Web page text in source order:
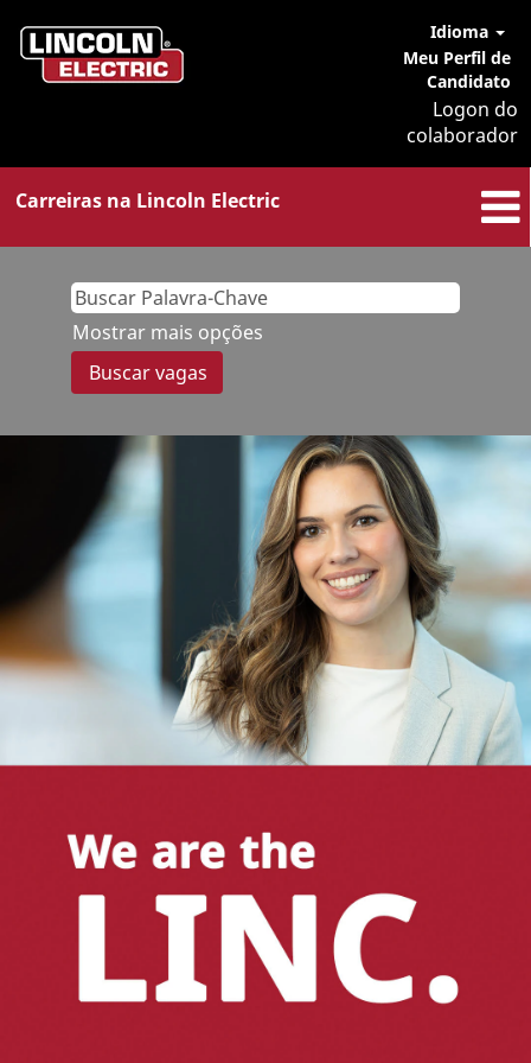
Idioma
Meu Perfil de
Candidato
Logon do
colaborador
Carreiras na Lincoln Electric
Mostrar mais opções